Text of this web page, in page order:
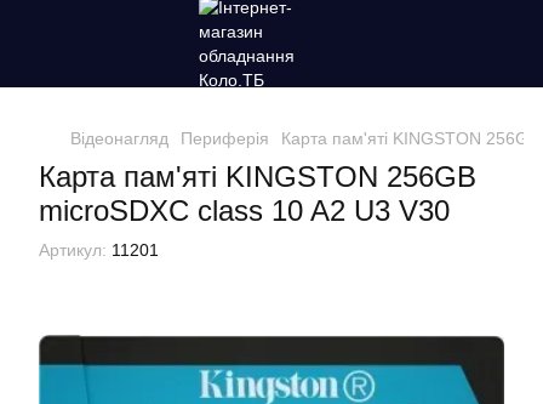
Відеонагляд Периферія Карта пам'яті KINGSTON
Карта пам'яті KINGSTON 256GB
microSDXC class 10 A2 U3 V30
Артикул: 11201